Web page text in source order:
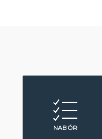
NABÓR